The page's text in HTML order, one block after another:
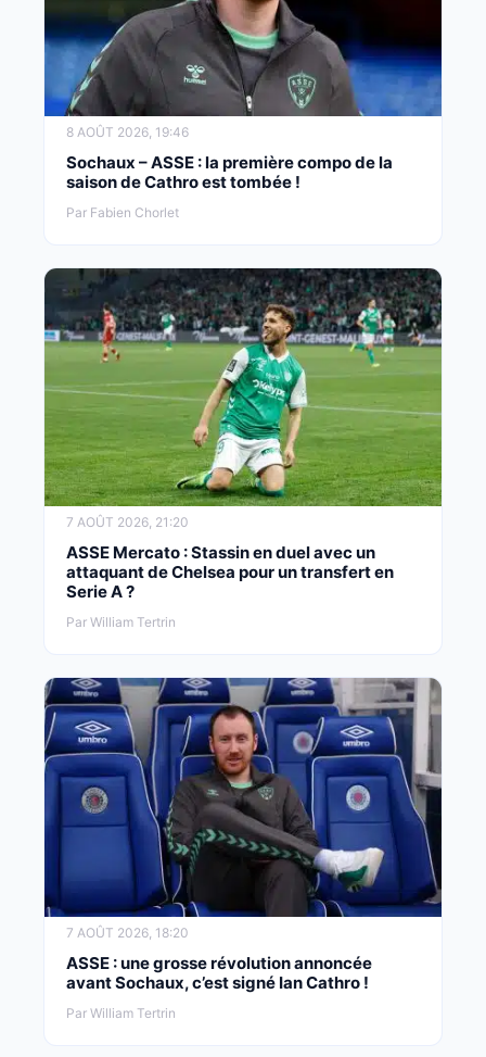
8 AOÛT 2026, 19:46
Sochaux – ASSE : la première compo de la
saison de Cathro est tombée !
Par Fabien Chorlet
7 AOÛT 2026, 21:20
ASSE Mercato : Stassin en duel avec un
attaquant de Chelsea pour un transfert en
Serie A ?
Par William Tertrin
7 AOÛT 2026, 18:20
ASSE : une grosse révolution annoncée
avant Sochaux, c’est signé Ian Cathro !
Par William Tertrin